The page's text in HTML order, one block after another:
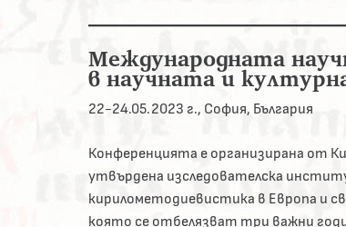
Международната
в научната и
22-24.05.2023 г., София, България
Конференцията e организирана от
утвърдена изследователска
кирилометодиевистика в Европа и
която се отбелязват три важни